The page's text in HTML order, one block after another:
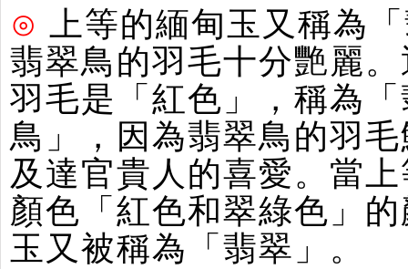
⊙
上等的緬甸玉又稱為
翡翠鳥的羽毛十分艷麗
羽毛是「紅色」，稱為
鳥」，因為翡翠鳥的羽
及達官貴人的喜愛。當
顏色「紅色和翠綠色」
玉又被稱為「翡翠」。